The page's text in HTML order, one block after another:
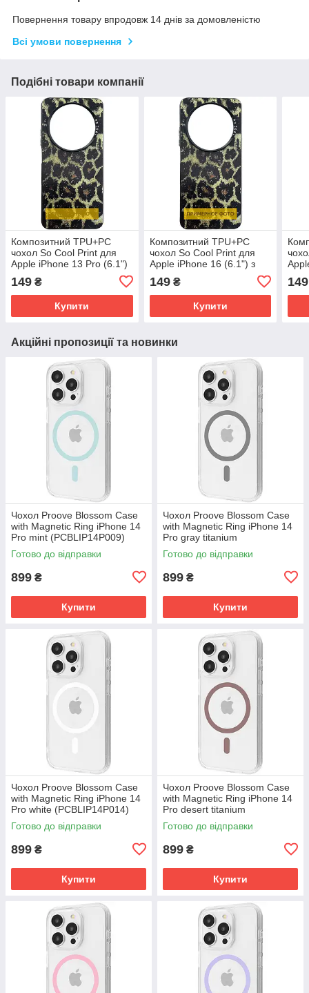
Повернення товару впродовж 14 днів за домовленістю
Всі умови повернення
Подібні товари компанії
Композитний TPU+PC
чохол So Cool Print для
Apple iPhone 13 Pro (6.1")
з крутим принтом: Leopard
149 ₴
Купити
Композитний TPU+PC
чохол So Cool Print для
Apple iPhone 16 (6.1") з
крутим принтом: Leopard
149₴
Купити
149
Акційні пропозиції та новинки
Чохол Proove Blossom Case
with Magnetic Ring iPhone 14
Pro mint (PCBLIP14P009)
Готово до відправки
899 ₴
Купити
Чохол Proove Blossom Case
with Magnetic Ring iPhone 14
Pro gray titanium
(PCBLIP14P027)
Готово до відправки
899 ₴
Купити
Чохол Proove Blossom Case
with Magnetic Ring iPhone 14
Pro white (PCBLIP14P014)
Готово до відправки
899 ₴
Купити
Чохол Proove Blossom Case
with Magnetic Ring iPhone 14
Pro desert titanium
(PCBLIP14P033)
Готово до відправки
899 ₴
Купити